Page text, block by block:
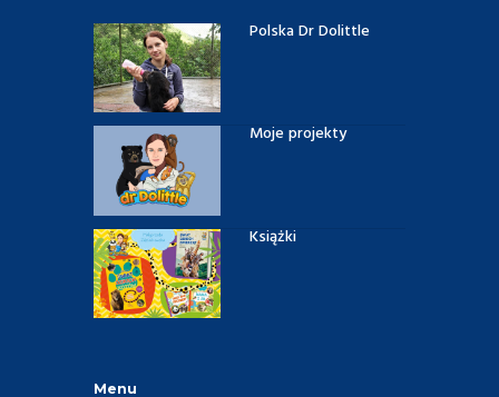
Polska Dr Dolittle
Moje projekty
Książki
Menu